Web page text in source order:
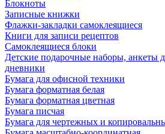
Блокноты
Записные книжки
Флажки-закладки самоклеящиеся
Книги для записи рецептов
Самоклеящиеся блоки
Детские подарочные наборы, анкеты
дневники
Бумага для офисной техники
Бумага форматная белая
Бумага форматная цветная
Бумага писчая
Бумага для чертежных и